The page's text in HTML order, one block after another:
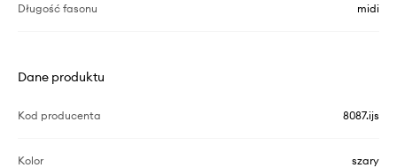
Długość fasonu midi
Dane produktu
Kod producenta 8087.ijs
Kolor szary